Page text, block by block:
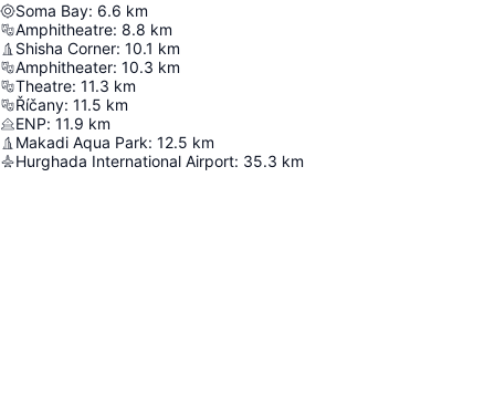
Soma Bay: 6.6 km
Amphitheatre: 8.8 km
Shisha Corner: 10.1 km
Amphitheater: 10.3 km
Theatre: 11.3 km
Říčany: 11.5 km
ENP: 11.9 km
Makadi Aqua Park: 12.5 km
Hurghada International Airport: 35.3 km